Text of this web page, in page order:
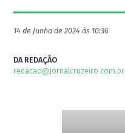
14 de Junho de 2024 às 10:36
DA REDAÇÃO
redacao@jornalcruzeiro.com.br